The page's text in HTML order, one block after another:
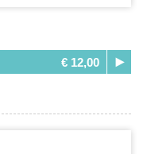
€ 12,00